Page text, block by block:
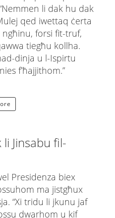
li dak hu dak
qed iwettaq ċerta
forsi fit-truf,
tiegħu kollha.
dinja u l-Ispirtu
f’ħajjithom.”
Jinsabu fil-
Presidenza biex
ma jistgħux
“Xi tridu li jkunu jaf
dwarhom u kif